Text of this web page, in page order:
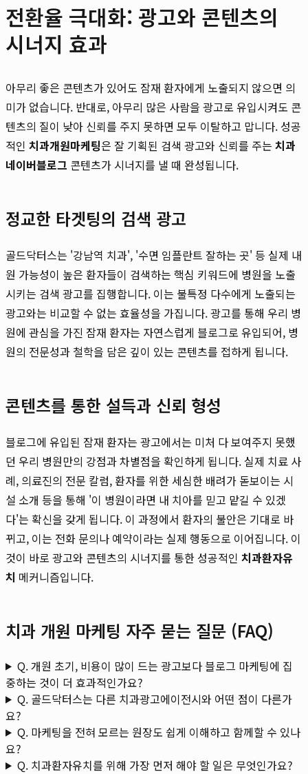
전환율 극대화: 광고와 콘텐츠의
시너지 효과
아무리 좋은 콘텐츠가 있어도 잠재 환자에게 노출되지 않으면 의
미가 없습니다. 반대로, 아무리 많은 사람을 광고로 유입시켜도 콘
텐츠의 질이 낮아 신뢰를 주지 못하면 모두 이탈하고 맙니다. 성공
적인 치과개원마케팅은 잘 기획된 검색 광고와 신뢰를 주는 치과
네이버블로그 콘텐츠가 시너지를 낼 때 완성됩니다.
정교한 타겟팅의 검색 광고
골드닥터스는 '강남역 치과', '수면 임플란트 잘하는 곳' 등 실제 내
원 가능성이 높은 환자들이 검색하는 핵심 키워드에 병원을 노출
시키는 검색 광고를 집행합니다. 이는 불특정 다수에게 노출되는
광고와는 비교할 수 없는 효율성을 가집니다. 광고를 통해 우리 병
원에 관심을 가진 잠재 환자는 자연스럽게 블로그로 유입되어, 병
원의 전문성과 철학을 담은 깊이 있는 콘텐츠를 접하게 됩니다.
콘텐츠를 통한 설득과 신뢰 형성
블로그에 유입된 잠재 환자는 광고에서는 미처 다 보여주지 못했
던 우리 병원만의 강점과 차별점을 확인하게 됩니다. 실제 치료 사
례, 의료진의 전문 칼럼, 환자를 위한 세심한 배려가 돋보이는 시
설 소개 등을 통해 '이 병원이라면 내 치아를 믿고 맡길 수 있겠
다'는 확신을 갖게 됩니다. 이 과정에서 환자의 불안은 기대로 바
뀌고, 이는 전화 문의나 예약이라는 실제 행동으로 이어집니다. 이
것이 바로 광고와 콘텐츠의 시너지를 통한 성공적인 치과환자유
치 메커니즘입니다.
치과 개원 마케팅 자주 묻는 질문 (FAQ)
Q. 개원 초기, 비용이 많이 드는 광고보다 블로그 마케팅에 집
중하는 것이 더 효과적인가요?
Q. 골드닥터스는 다른 치과광고에이전시와 어떤 점이 다른가
요?
Q. 마케팅을 전혀 모르는 원장도 쉽게 이해하고 함께할 수 있나
요?
Q. 치과환자유치를 위해 가장 먼저 해야 할 일은 무엇인가요?